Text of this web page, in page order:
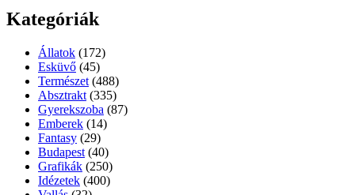
Kategóriák
Állatok (172)
Esküvő (45)
Természet (488)
Absztrakt (335)
Gyerekszoba (87)
Emberek (14)
Fantasy (29)
Budapest (40)
Grafikák (250)
Idézetek (400)